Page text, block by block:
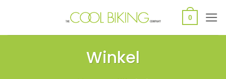
inhoud
0
Winkel